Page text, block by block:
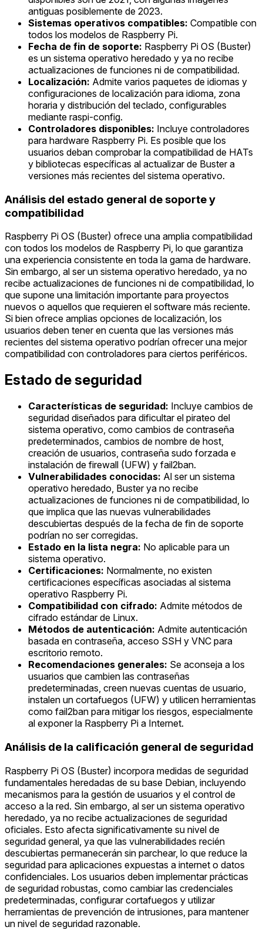
antiguas posiblemente de 2023.
Sistemas operativos compatibles: Compatible con
todos los modelos de Raspberry Pi.
Fecha de fin de soporte: Raspberry Pi OS (Buster)
es un sistema operativo heredado y ya no recibe
actualizaciones de funciones ni de compatibilidad.
Localización: Admite varios paquetes de idiomas y
configuraciones de localización para idioma, zona
horaria y distribución del teclado, configurables
mediante raspi-config.
Controladores disponibles: Incluye controladores
para hardware Raspberry Pi. Es posible que los
usuarios deban comprobar la compatibilidad de HATs
y bibliotecas específicas al actualizar de Buster a
versiones más recientes del sistema operativo.
Análisis del estado general de soporte y
compatibilidad
Raspberry Pi OS (Buster) ofrece una amplia compatibilidad
con todos los modelos de Raspberry Pi, lo que garantiza
una experiencia consistente en toda la gama de hardware.
Sin embargo, al ser un sistema operativo heredado, ya no
recibe actualizaciones de funciones ni de compatibilidad, lo
que supone una limitación importante para proyectos
nuevos o aquellos que requieren el software más reciente.
Si bien ofrece amplias opciones de localización, los
usuarios deben tener en cuenta que las versiones más
recientes del sistema operativo podrían ofrecer una mejor
compatibilidad con controladores para ciertos periféricos.
Estado de seguridad
Características de seguridad: Incluye cambios de
seguridad diseñados para dificultar el pirateo del
sistema operativo, como cambios de contraseña
predeterminados, cambios de nombre de host,
creación de usuarios, contraseña sudo forzada e
instalación de firewall (UFW) y fail2ban.
Vulnerabilidades conocidas: Al ser un sistema
operativo heredado, Buster ya no recibe
actualizaciones de funciones ni de compatibilidad, lo
que implica que las nuevas vulnerabilidades
descubiertas después de la fecha de fin de soporte
podrían no ser corregidas.
Estado en la lista negra: No aplicable para un
sistema operativo.
Certificaciones: Normalmente, no existen
certificaciones específicas asociadas al sistema
operativo Raspberry Pi.
Compatibilidad con cifrado: Admite métodos de
cifrado estándar de Linux.
Métodos de autenticación: Admite autenticación
basada en contraseña, acceso SSH y VNC para
escritorio remoto.
Recomendaciones generales: Se aconseja a los
usuarios que cambien las contraseñas
predeterminadas, creen nuevas cuentas de usuario,
instalen un cortafuegos (UFW) y utilicen herramientas
como fail2ban para mitigar los riesgos, especialmente
al exponer la Raspberry Pi a Internet.
Análisis de la calificación general de seguridad
Raspberry Pi OS (Buster) incorpora medidas de seguridad
fundamentales heredadas de su base Debian, incluyendo
mecanismos para la gestión de usuarios y el control de
acceso a la red. Sin embargo, al ser un sistema operativo
heredado, ya no recibe actualizaciones de seguridad
oficiales. Esto afecta significativamente su nivel de
seguridad general, ya que las vulnerabilidades recién
descubiertas permanecerán sin parchear, lo que reduce la
seguridad para aplicaciones expuestas a internet o datos
confidenciales. Los usuarios deben implementar prácticas
de seguridad robustas, como cambiar las credenciales
predeterminadas, configurar cortafuegos y utilizar
herramientas de prevención de intrusiones, para mantener
un nivel de seguridad razonable.